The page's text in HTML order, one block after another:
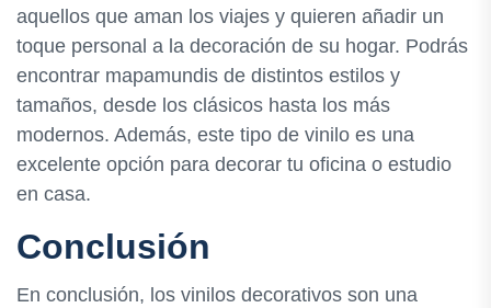
aquellos que aman los viajes y quieren añadir un
toque personal a la decoración de su hogar. Podrás
encontrar mapamundis de distintos estilos y
tamaños, desde los clásicos hasta los más
modernos. Además, este tipo de vinilo es una
excelente opción para decorar tu oficina o estudio
en casa.
Conclusión
En conclusión, los vinilos decorativos son una